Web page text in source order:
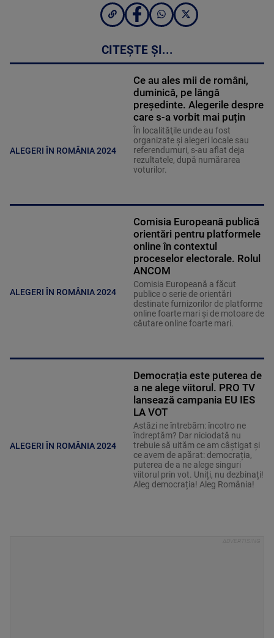
CITEȘTE ȘI...
ALEGERI ÎN ROMÂNIA 2024
Ce au ales mii de români,
duminică, pe lângă
președinte. Alegerile despre
care s-a vorbit mai puțin
În localităţile unde au fost
organizate şi alegeri locale sau
referendumuri, s-au aflat deja
rezultatele, după numărarea
voturilor.
ALEGERI ÎN ROMÂNIA 2024
Comisia Europeană publică
orientări pentru platformele
online în contextul
proceselor electorale. Rolul
ANCOM
Comisia Europeană a făcut
publice o serie de orientări
destinate furnizorilor de platforme
online foarte mari și de motoare de
căutare online foarte mari.
ALEGERI ÎN ROMÂNIA 2024
Democrația este puterea de
a ne alege viitorul. PRO TV
lansează campania EU IES
LA VOT
Astăzi ne întrebăm: încotro ne
îndreptăm? Dar niciodată nu
trebuie să uităm ce am câștigat și
ce avem de apărat: democrația,
puterea de a ne alege singuri
viitorul prin vot. Uniți, nu dezbinați!
Aleg democrația! Aleg România!